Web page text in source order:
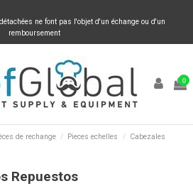
ne font pas l'objet d'un échange ou d'un
remboursement
0
de rechange Pieces echelles
Cabezales
Repuestos